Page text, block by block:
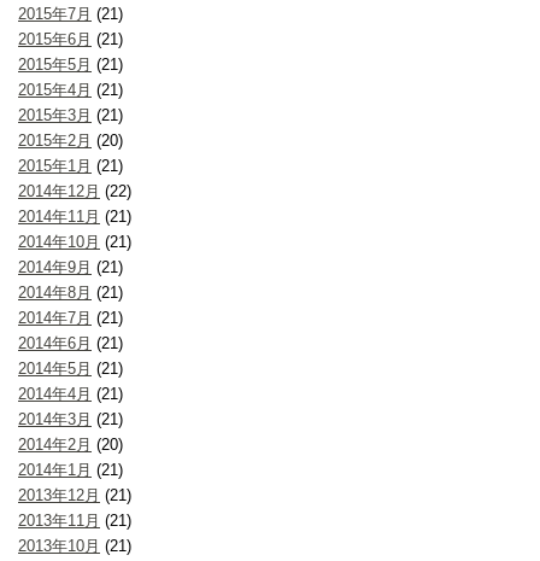
2015年7月 (21)
2015年6月 (21)
2015年5月 (21)
2015年4月 (21)
2015年3月 (21)
2015年2月 (20)
2015年1月 (21)
2014年12月 (22)
2014年11月 (21)
2014年10月 (21)
2014年9月 (21)
2014年8月 (21)
2014年7月 (21)
2014年6月 (21)
2014年5月 (21)
2014年4月 (21)
2014年3月 (21)
2014年2月 (20)
2014年1月 (21)
2013年12月 (21)
2013年11月 (21)
2013年10月 (21)